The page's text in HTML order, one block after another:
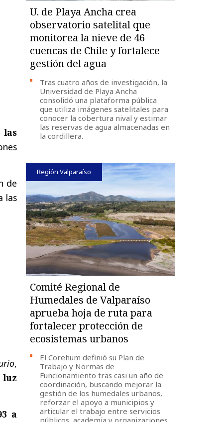
las
de
las
,
a
U. de Playa Ancha crea
observatorio satelital que
monitorea la nieve de 46
cuencas de Chile y fortalece
gestión del agua
Tras cuatro años de investigación, la
Universidad de Playa Ancha
consolidó una plataforma pública
que utiliza imágenes satelitales para
conocer la cobertura nival y estimar
las reservas de agua almacenadas en
la cordillera.
Región Valparaíso
Comité Regional de
Humedales de Valparaíso
aprueba hoja de ruta para
fortalecer protección de
ecosistemas urbanos
El Corehum definió su Plan de
Trabajo y Normas de
Funcionamiento tras casi un año de
coordinación, buscando mejorar la
gestión de los humedales urbanos,
reforzar el apoyo a municipios y
articular el trabajo entre servicios
públicos, academia y organizaciones.